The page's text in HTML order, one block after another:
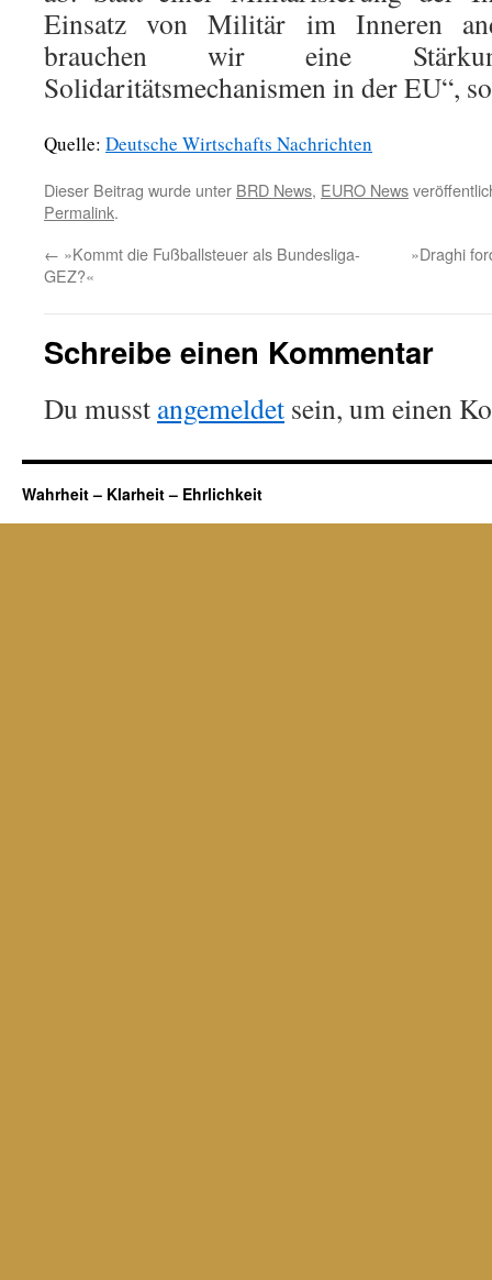
Einsatz von Militär im Inneren
brauchen wir eine
Solidaritätsmechanismen in der EU“,
Quelle: Deutsche Wirtschafts Nachrichten
Dieser Beitrag wurde unter BRD News, EURO News
Permalink.
← »Kommt die Fußballsteuer als Bundesliga-
GEZ?«
»Draghi
Schreibe einen Kommentar
Du musst angemeldet sein, um einen
Wahrheit – Klarheit – Ehrlichkeit